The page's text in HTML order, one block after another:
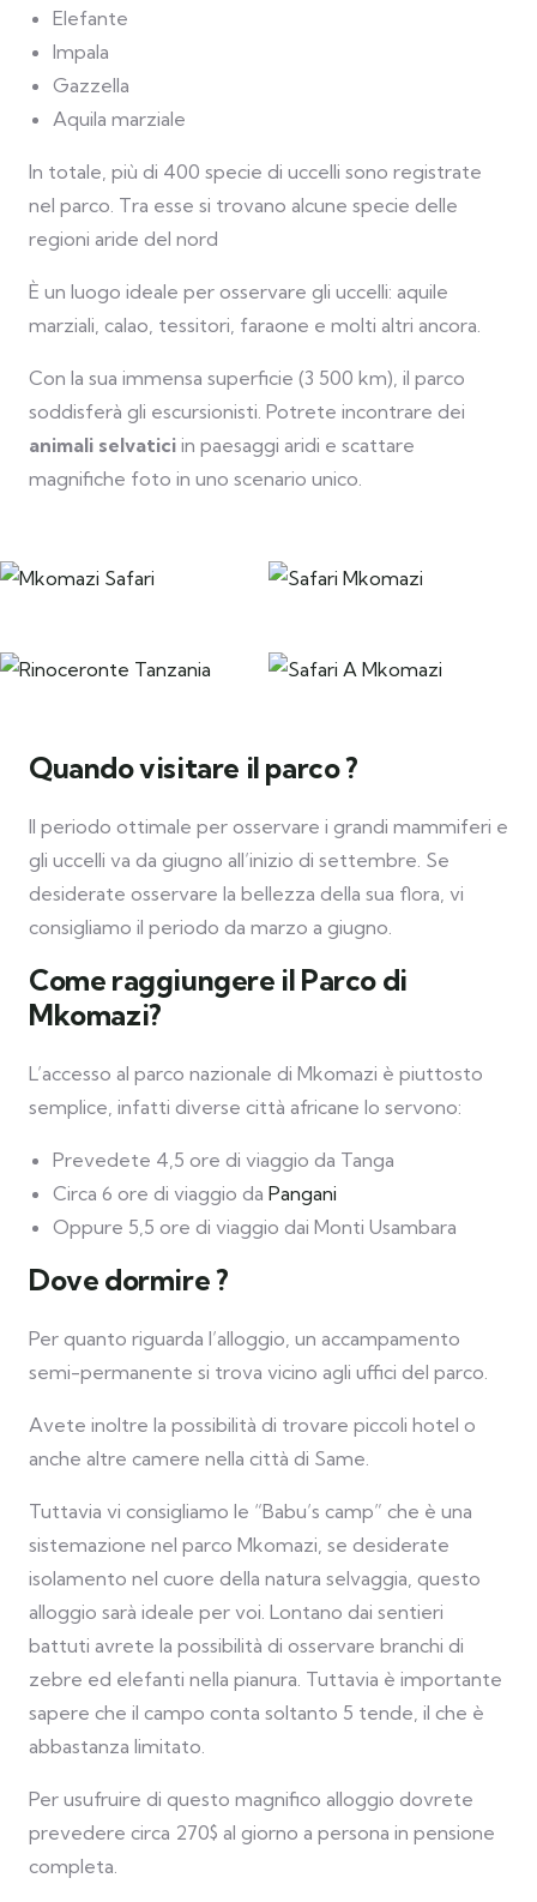
Elefante
Impala
Gazzella
Aquila marziale
In totale, più di 400 specie di uccelli sono registrate
nel parco. Tra esse si trovano alcune specie delle
regioni aride del nord
È un luogo ideale per osservare gli uccelli: aquile
marziali, calao, tessitori, faraone e molti altri ancora.
Con la sua immensa superficie (3 500 km), il parco
soddisferà gli escursionisti. Potrete incontrare dei
animali selvatici in paesaggi aridi e scattare
magnifiche foto in uno scenario unico.
Quando visitare il parco ?
Il periodo ottimale per osservare i grandi mammiferi e
gli uccelli va da giugno all’inizio di settembre. Se
desiderate osservare la bellezza della sua flora, vi
consigliamo il periodo da marzo a giugno.
Come raggiungere il Parco di
Mkomazi?
L’accesso al parco nazionale di Mkomazi è piuttosto
semplice, infatti diverse città africane lo servono:
Prevedete 4,5 ore di viaggio da Tanga
Circa 6 ore di viaggio da Pangani
Oppure 5,5 ore di viaggio dai Monti Usambara
Dove dormire ?
Per quanto riguarda l’alloggio, un accampamento
semi-permanente si trova vicino agli uffici del parco.
Avete inoltre la possibilità di trovare piccoli hotel o
anche altre camere nella città di Same.
Tuttavia vi consigliamo le “Babu’s camp” che è una
sistemazione nel parco Mkomazi, se desiderate
isolamento nel cuore della natura selvaggia, questo
alloggio sarà ideale per voi. Lontano dai sentieri
battuti avrete la possibilità di osservare branchi di
zebre ed elefanti nella pianura. Tuttavia è importante
sapere che il campo conta soltanto 5 tende, il che è
abbastanza limitato.
Per usufruire di questo magnifico alloggio dovrete
prevedere circa 270$ al giorno a persona in pensione
completa.